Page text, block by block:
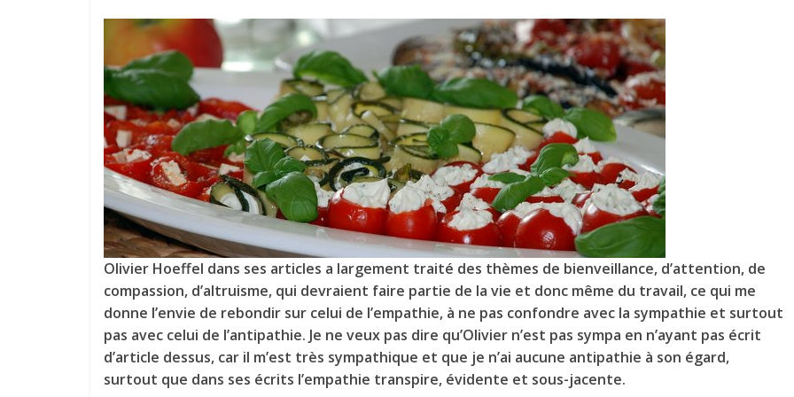
Olivier Hoeffel dans ses articles a largement traité des thèmes de bienveillance, d’attention, de
compassion, d’altruisme, qui devraient faire partie de la vie et donc même du travail, ce qui me
donne l’envie de rebondir sur celui de l’empathie, à ne pas confondre avec la sympathie et surtout
pas avec celui de l’antipathie. Je ne veux pas dire qu’Olivier n’est pas sympa en n’ayant pas écrit
d’article dessus, car il m’est très sympathique et que je n’ai aucune antipathie à son égard,
surtout que dans ses écrits l’empathie transpire, évidente et sous-jacente.